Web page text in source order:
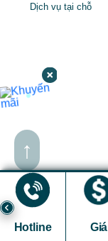
Hotline Giá
↑
Dịch vụ tại chỗ